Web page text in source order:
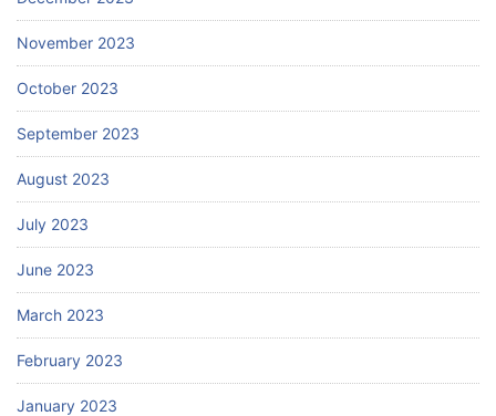
November 2023
October 2023
September 2023
August 2023
July 2023
June 2023
March 2023
February 2023
January 2023